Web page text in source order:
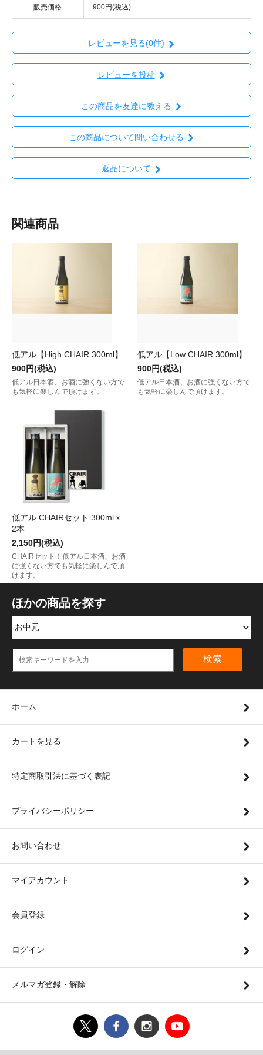
販売価格 900円(税込)
レビューを見る(0件)
レビューを投稿
この商品を友達に教える
この商品について問い合わせる
返品について
関連商品
低アル【High CHAIR 300ml】
900円(税込)
低アル日本酒、お酒に強くない方で
も気軽に楽しんで頂けます。
低アル【Low CHAIR 300ml】
900円(税込)
低アル日本酒、お酒に強くない方で
も気軽に楽しんで頂けます。
低アル CHAIRセット 300mlｘ
2本
2,150円(税込)
CHAIRセット！低アル日本酒、お酒
に強くない方でも気軽に楽しんで頂
けます。
ほかの商品を探す
検索
ホーム
カートを見る
特定商取引法に基づく表記
プライバシーポリシー
お問い合わせ
マイアカウント
会員登録
ログイン
メルマガ登録・解除